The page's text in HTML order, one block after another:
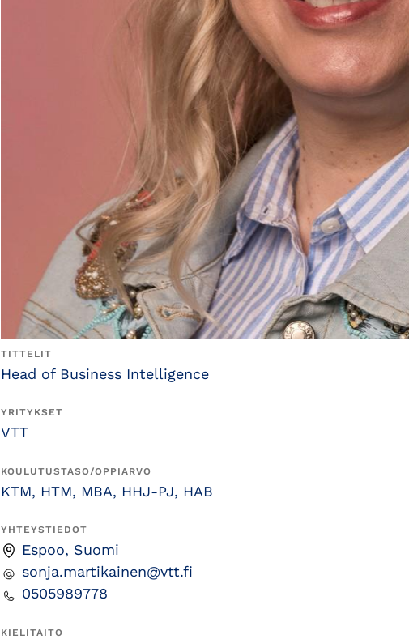
TITTELIT
Head of Business Intelligence
YRITYKSET
VTT
KOULUTUSTASO/OPPIARVO
KTM, HTM, MBA, HHJ-PJ, HAB
YHTEYSTIEDOT
Espoo, Suomi
sonja.martikainen@vtt.fi
0505989778
KIELITAITO